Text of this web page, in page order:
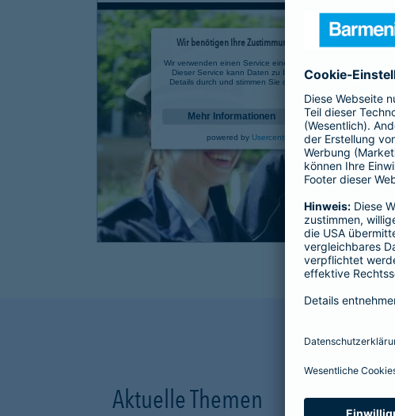
Wir benötigen Ihre Zustimmung, um den YouTube Video-
Wir verwenden einen Service eines Drittanbieters, um
Dieser Service kann Daten zu Ihren Aktivitäten sammeln.
Details durch und stimmen Sie der Nutzung des Service zu,
Mehr Informationen
powered by Usercentrics Consent Management
Aktuelle Themen